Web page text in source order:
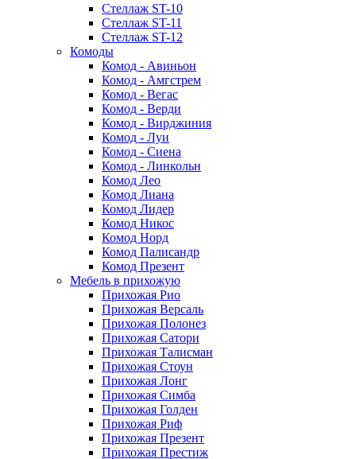
Стеллаж ST-10
Стеллаж ST-11
Стеллаж ST-12
Комоды
Комод - Авиньон
Комод - Амгстрем
Комод - Вегас
Комод - Верди
Комод - Вирджиния
Комод - Луи
Комод - Сиена
Комод - Линкольн
Комод Лео
Комод Лиана
Комод Лидер
Комод Никос
Комод Норд
Комод Палисандр
Комод Презент
Мебель в прихожую
Прихожая Рио
Прихожая Версаль
Прихожая Полонез
Прихожая Сатори
Прихожая Талисман
Прихожая Стоун
Прихожая Лонг
Прихожая Симба
Прихожая Голден
Прихожая Риф
Прихожая Презент
Прихожая Престиж